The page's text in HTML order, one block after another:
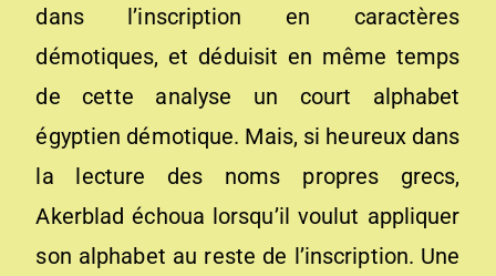
dans l’inscription en caractères
démotiques, et déduisit en même temps
de cette analyse un court alphabet
égyptien démotique. Mais, si heureux dans
la lecture des noms propres grecs,
Akerblad échoua lorsqu’il voulut appliquer
son alphabet au reste de l’inscription. Une